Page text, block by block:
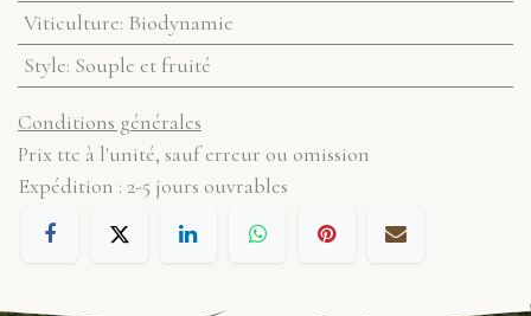
Viticulture: Biodynamie
Style: Souple et fruité
Conditions générales
Prix ttc à l'unité, sauf erreur ou omission
Expédition : 2-5 jours ouvrables